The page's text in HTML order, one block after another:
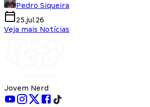
Pedro Siqueira
25.jul.26
Veja mais Notícias
Jovem Nerd